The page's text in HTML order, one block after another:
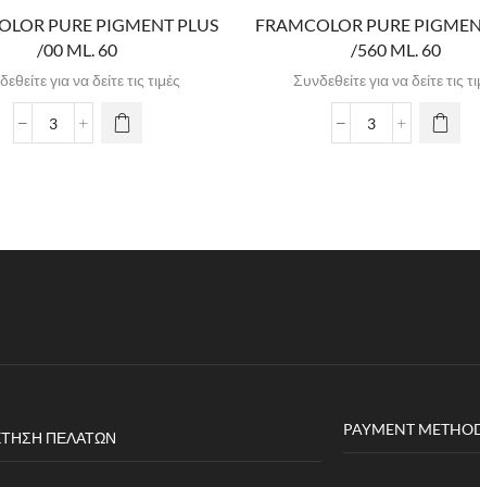
PURE PIGMENT PLUS
/00 ML. 60
για να δείτε τις τιμές
FRAMCOLOR PURE
/560 ML. 60
Συνδεθείτε για να δείτε τις
ΠΕΛΑΤΏΝ PAYMENT